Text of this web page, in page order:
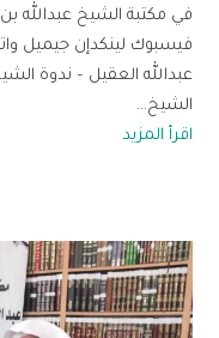
فيسبوك لينكدإن جيميل
عبدالله العقيل – ندوة
الشيخ...
اقرأ المزيد